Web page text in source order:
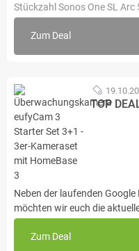
Stückzahl Sonos One SL Arc
Zum Deal
TOP
Neben der laufenden
möchten wir euch die
Zum Deal